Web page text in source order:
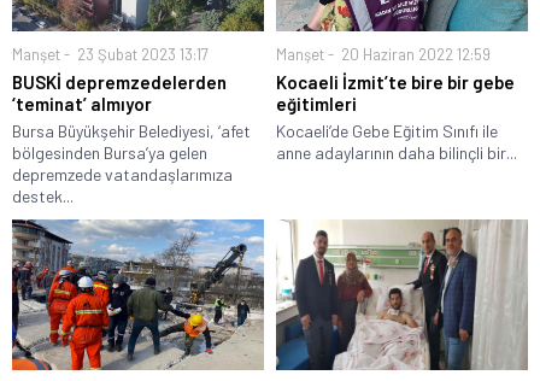
Manşet 23 Şubat 2023 13:17
BUSKİ depremzedelerden
‘teminat’ almıyor
Bursa Büyükşehir Belediyesi, ‘afet
bölgesinden Bursa’ya gelen
depremzede vatandaşlarımıza
destek...
Manşet 20 Haziran 2022 12:59
Kocaeli İzmit’te bire bir gebe
eğitimleri
Kocaeli’de Gebe Eğitim Sınıfı ile
anne adaylarının daha bilinçli bir...